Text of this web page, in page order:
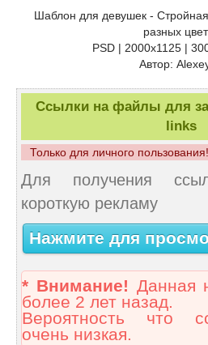
Шаблон для девушек -
разных
PSD | 2000x1125 |
Автор:
Ссылки на файлы для
links
Только для личного
Для получения
короткую рекламу
Нажмите для
* Внимание! Данная
более 2 лет назад.
Вероятность что
очень низкая.